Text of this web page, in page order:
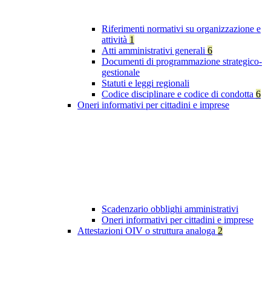
Riferimenti normativi su organizzazione e
attività 1
Atti amministrativi generali 6
Documenti di programmazione strategico-
gestionale
Statuti e leggi regionali
Codice disciplinare e codice di condotta 6
Oneri informativi per cittadini e imprese
Scadenzario obblighi amministrativi
Oneri informativi per cittadini e imprese
Attestazioni OIV o struttura analoga 2